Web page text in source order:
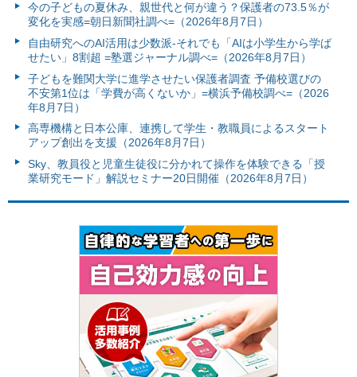
今の子どもの夏休み、親世代と何が違う？保護者の73.5％が
変化を実感=朝日新聞社調べ=（2026年8月7日）
自由研究へのAI活用は少数派-それでも「AIは小学生から学ば
せたい」8割超 =塾選ジャーナル調べ=（2026年8月7日）
子どもを難関大学に進学させたい保護者調査 予備校選びの
不安第1位は「学費が高くないか」=横浜予備校調べ=（2026
年8月7日）
高専機構と日本公庫、連携して学生・教職員によるスタート
アップ創出を支援（2026年8月7日）
Sky、教員役と児童生徒役に分かれて操作を体験できる「授
業研究モード」解説セミナー20日開催（2026年8月7日）